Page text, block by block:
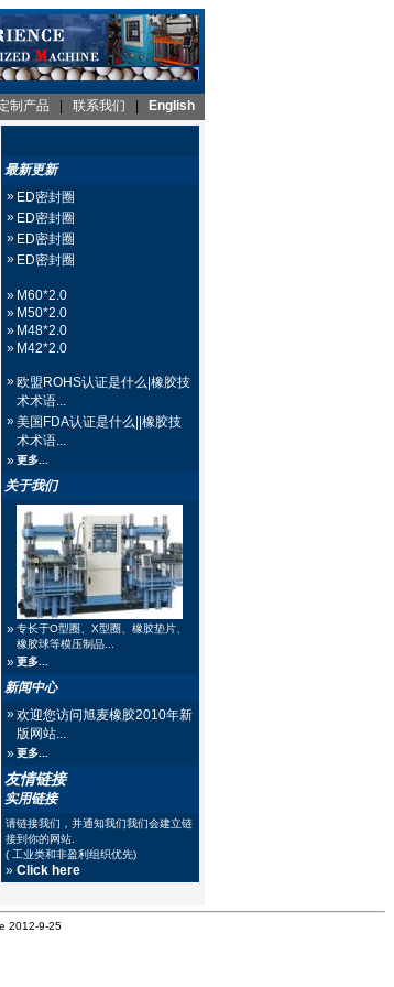
制产品 联系我们 English
最新更新
» ED密封圈
» ED密封圈
» ED密封圈
» ED密封圈
» M60*2.0
» M50*2.0
» M48*2.0
» M42*2.0
» 欧盟ROHS认证是什么|橡胶技
术术语...
»美国FDA认证是什么||橡胶技
术术语...
»更多...
关于我们
»专长于O型圈、X型圈、橡胶垫片、
橡胶球等模压制品...
»更多...
新闻中心
»欢迎您访问旭麦橡胶2010年新
版网站...
»更多...
友情链接
实用链接
请链接我们，并通知我们我们会建立链
接到你的网站.
( 工业类和非盈利组织优先)
» Click here
2012-9-25